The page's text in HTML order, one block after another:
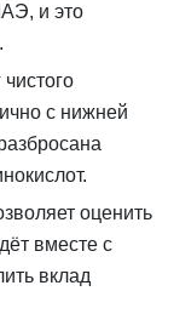
и это
с нижней
оценить
вместе с
вклад